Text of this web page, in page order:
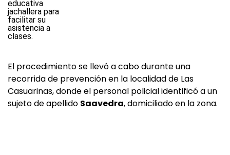
El procedimiento se llevó a cabo durante una
recorrida de prevención en la localidad de Las
Casuarinas, donde el personal policial identificó a un
sujeto de apellido Saavedra, domiciliado en la zona.